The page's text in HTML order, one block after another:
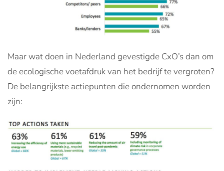
Maar wat doen in Nederland gevestigde CxO’s dan om
de ecologische voetafdruk van het bedrijf te vergroten?
De belangrijkste actiepunten die ondernomen worden
zijn: